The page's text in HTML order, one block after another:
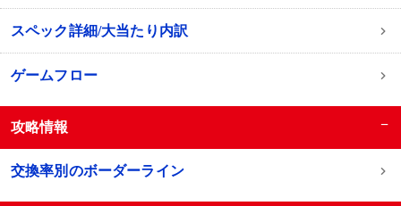
スペック詳細/大当たり内訳
ゲームフロー
攻略情報 −
交換率別のボーダーライン